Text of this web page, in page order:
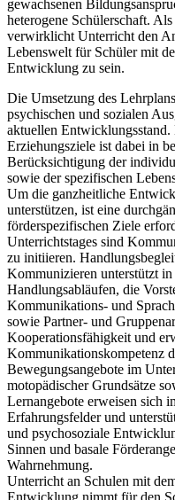
gewachsenen
heterogene Schülerschaft.
verwirklicht Unterricht den
Lebenswelt für Schüler mit
Entwicklung zu sein.
Die Umsetzung des
psychischen und sozialen
aktuellen
Erziehungsziele ist dabei in
Berücksichtigung der
sowie der spezifischen
Um die ganzheitliche
unterstützen, ist eine
förderspezifischen Ziele
Unterrichtstages sind
zu initiieren.
Kommunizieren unterstützt in
Handlungsabläufen, die
Kommunikations- und
sowie Partner- und
Kooperationsfähigkeit und
Kommunikationskompetenz
Bewegungsangebote im
motopädischer Grundsätze
Lernangebote erweisen sich
Erfahrungsfelder und
und psychosoziale
Sinnen und basale
Wahrnehmung.
Unterricht an Schulen mit